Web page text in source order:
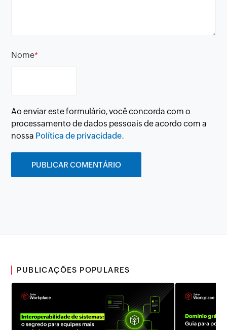
Nome*
Ao enviar este formulário, você concorda com o
processamento de dados pessoais de acordo com a
nossa Política de privacidade.
PUBLICAÇÕES POPULARES